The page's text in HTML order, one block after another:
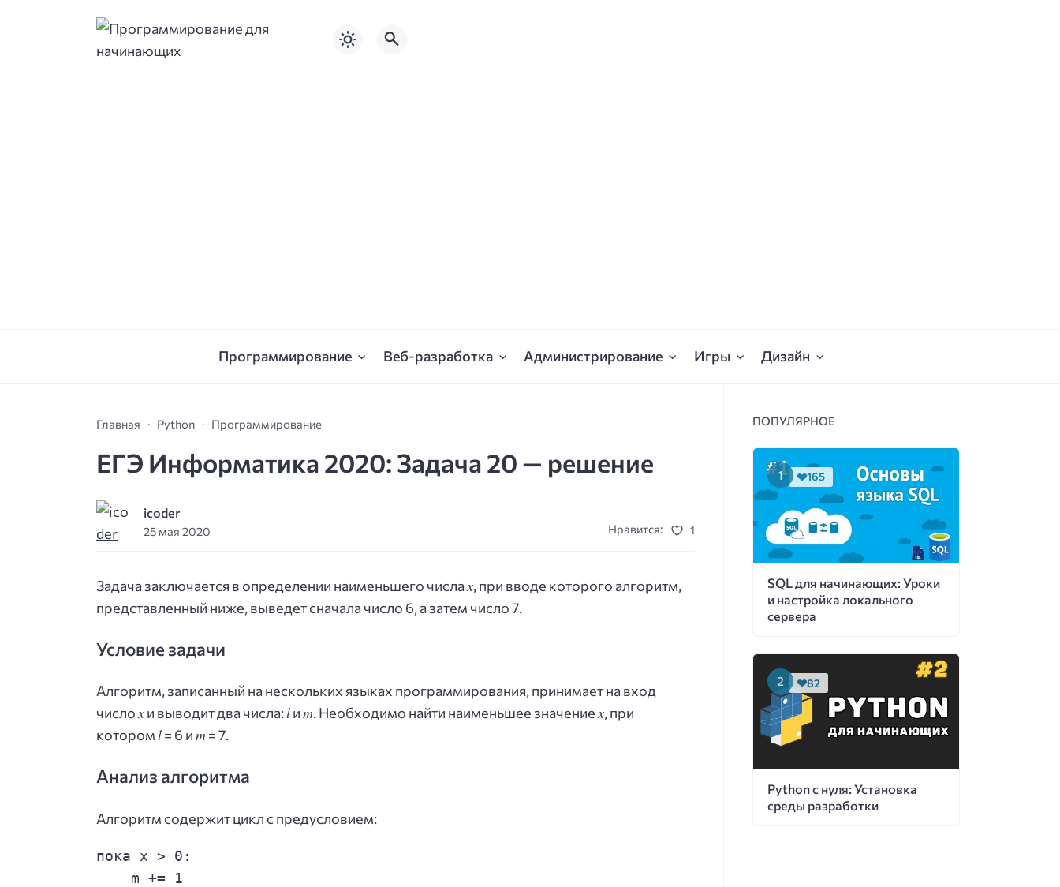
Программирование Веб-разработка Администрирование Игры Дизайн
Главная Python Программирование
ЕГЭ Информатика 2020: Задача 20 — решение
icoder
25 мая 2020 Нравится: 1
Задача заключается в определении наименьшего числаx, при вводе которого алгоритм,
представленный ниже, выведет сначала число 6, а затем число 7.
Условие задачи
Алгоритм, записанный на нескольких языках программирования, принимает на вход
числоxи выводит два числа:lиm. Необходимо найти наименьшее значениеx, при
которомl= 6 иm= 7.
Анализ алгоритма
Алгоритм содержит цикл с предусловием:
пока x > 0:
    m += 1
ПОПУЛЯРНОЕ
SQL для начинающих: Уроки
и настройка локального
сервера
165
Python с нуля: Установка
среды разработки
82